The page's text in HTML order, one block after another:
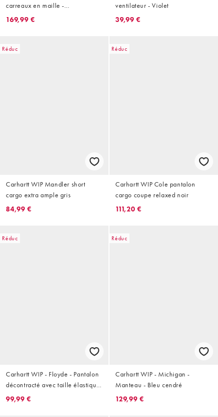
carreaux en maille -
Marron/noir
169,99 €
ventilateur - Violet
39,99 €
Réduc
Carhartt WIP Mandler short
cargo extra ample gris
84,99 €
Réduc
Carhartt WIP Cole pantalon
cargo coupe relaxed noir
111,20 €
Réduc
Carhartt WIP - Floyde - Pantalon
décontracté avec taille élastique
à cordon de serrage - Anthracite
99,99 €
Réduc
Carhartt WIP - Michigan -
Manteau - Bleu cendré
129,99 €